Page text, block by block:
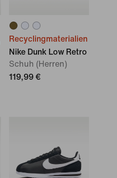
Recyclingmaterialien
Nike Dunk Low Retro
Schuh (Herren)
119,99 €